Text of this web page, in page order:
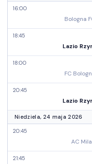
16:00
Bologna
18:45
Lazio
18:00
FC
20:45
Lazio
Niedziela, 24 maja 2026
20:45
AC
21:45